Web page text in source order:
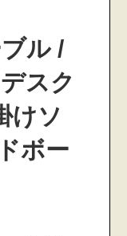
ル /
スク
けソ
ボー